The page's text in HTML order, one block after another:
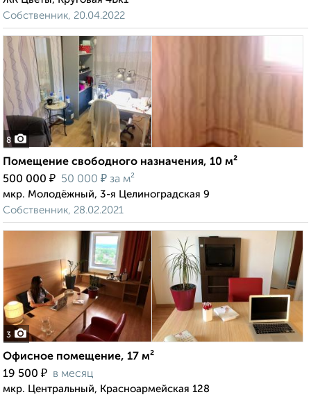
Собственник, 20.04.2022
8
Помещение свободного назначения, 10 м²
500 000 ₽ 50 000 ₽ за м²
мкр. Молодёжный, 3-я Целиноградская 9
Собственник, 28.02.2021
3
Офисное помещение, 17 м²
19 500 ₽ в месяц
мкр. Центральный, Красноармейская 128